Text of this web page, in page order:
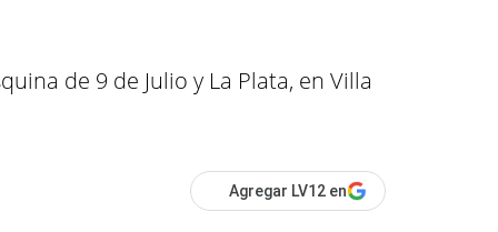
de 9 de Julio y La Plata, en Villa
Agregar LV12 en